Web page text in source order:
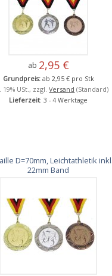
ab 2,95 €
Grundpreis: ab 2,95 € pro Stk
19% USt., zzgl.Versand (Standard)
Lieferzeit: 3 - 4 Werktage
D=70mm, Leichtathletik
22mm Band